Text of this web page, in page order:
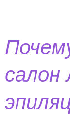
салон